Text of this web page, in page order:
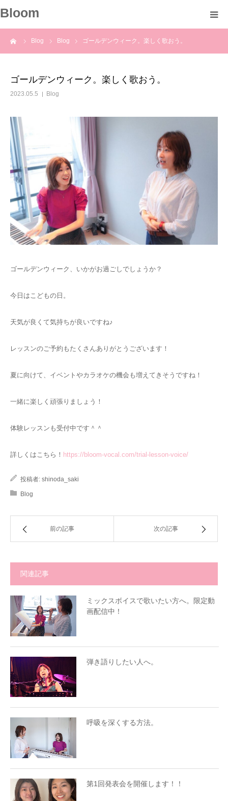
Bloom
Blog Blog ゴールデンウィーク。楽しく歌おう。
ゴールデンウィーク。楽しく歌おう。
2023.05.5 Blog
ゴールデンウィーク、いかがお過ごしでしょうか？
今日はこどもの日。
天気が良くて気持ちが良いですね♪
レッスンのご予約もたくさんありがとうございます！
夏に向けて、イベントやカラオケの機会も増えてきそうですね！
一緒に楽しく頑張りましょう！
体験レッスンも受付中です＾＾
詳しくはこちら！ https://bloom-vocal.com/trial-lesson-voice/
投稿者: shinoda_saki
Blog
前の記事 次の記事
関連記事
ミックスボイスで歌いたい方へ。限定動
画配信中！
弾き語りしたい人へ。
呼吸を深くする方法。
第1回発表会を開催します！！
About
Blog
Information
Contact